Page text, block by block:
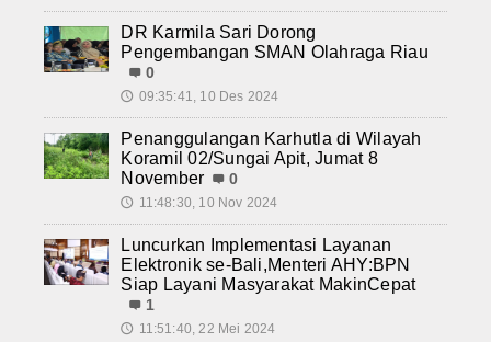
DR Karmila Sari Dorong
Pengembangan SMAN Olahraga Riau
0
🕔 09:35:41, 10 Des 2024
Penanggulangan Karhutla di Wilayah
Koramil 02/Sungai Apit, Jumat 8
November
0
🕔 11:48:30, 10 Nov 2024
Luncurkan Implementasi Layanan
Elektronik se-Bali,Menteri AHY:BPN
Siap Layani Masyarakat MakinCepat
1
🕔 11:51:40, 22 Mei 2024